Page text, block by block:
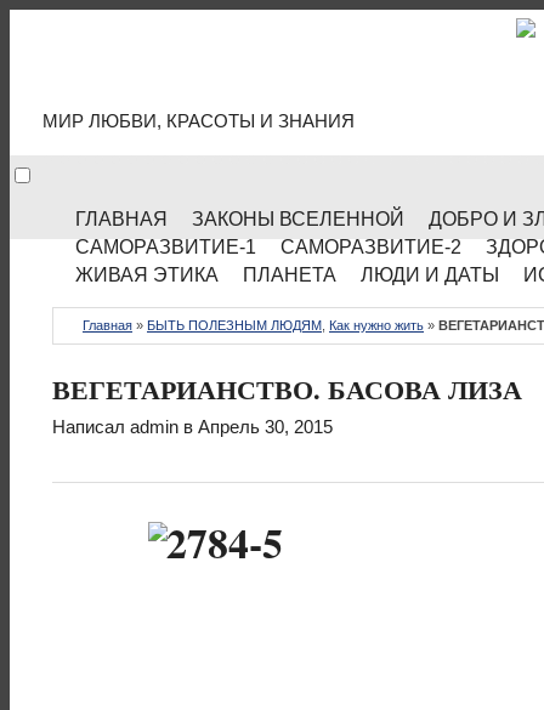
МИР ЛЮБВИ, КРАСОТЫ И ЗНАНИЯ
ГЛАВНАЯ ЗАКОНЫ ВСЕЛЕННОЙ
ДОБРО И
САМОРАЗВИТИЕ-1
САМОРАЗВИТИЕ-2
ЖИВАЯ ЭТИКА
ПЛАНЕТА ЛЮДИ И ДАТЫ
Главная » БЫТЬ ПОЛЕЗНЫМ ЛЮДЯМ Как нужно жить »
ВЕГЕТАРИАНСТВО. БАСОВА ЛИЗА
Написал admin в Апрель 30, 2015